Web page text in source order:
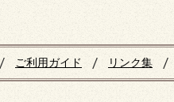
ご利用ガイド リンク集